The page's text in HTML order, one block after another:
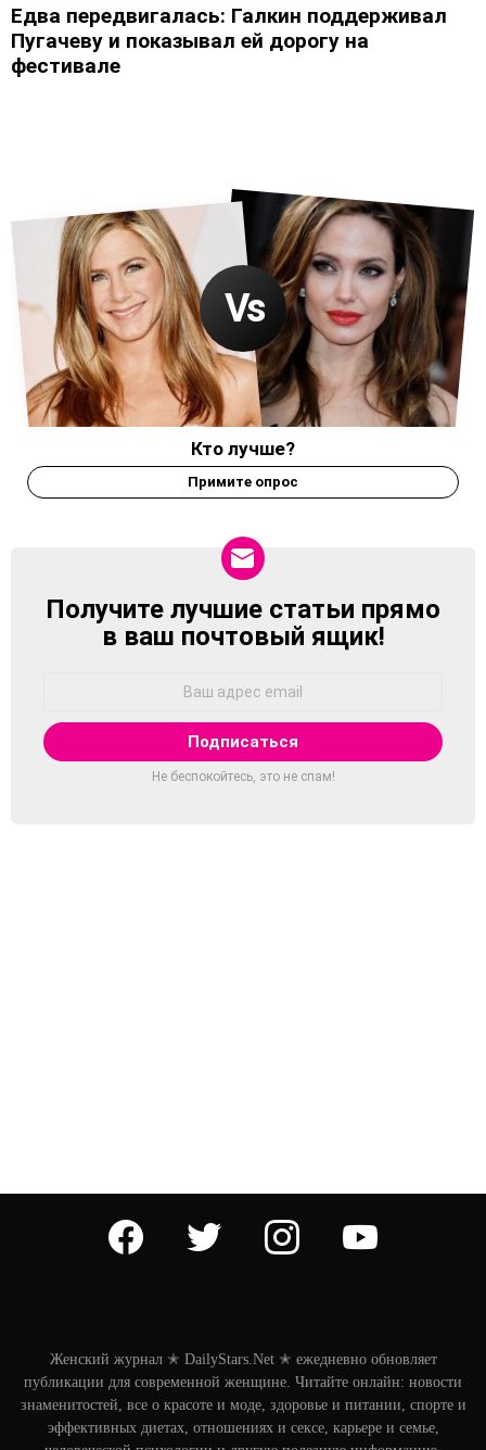
Едва передвигалась: Галкин поддерживал
Пугачеву и показывал ей дорогу на
фестивале
Кто лучше?
Примите опрос
NEWSLETTER
Получите лучшие статьи прямо
в ваш почтовый ящик!
Не беспокойтесь, это не спам!
facebook twitter instagram youtube
Женский журнал ✭ DailyStars.Net ✭ ежедневно обновляет
публикации для современной женщине. Читайте онлайн: новости
знаменитостей, все о красоте и моде, здоровье и питании, спорте и
эффективных диетах, отношениях и сексе, карьере и семье,